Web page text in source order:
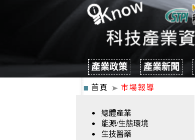
產業政策 產業新聞
首頁 市場報導
總體產業
能源/生態環境
生技醫藥